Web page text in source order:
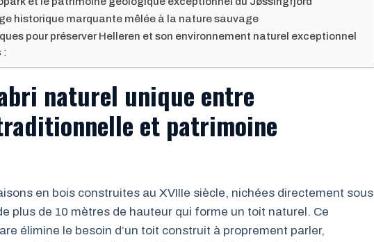
historique marquante mêlée à la nature sauvage
pour préserver Helleren et son environnement naturel exceptionnel
:
naturel unique entre
et patrimoine
en bois construites au XVIIIe siècle, nichées directement sous
plus de 10 mètres de hauteur qui forme un toit naturel. Ce
élimine le besoin d’un toit construit à proprement parler,